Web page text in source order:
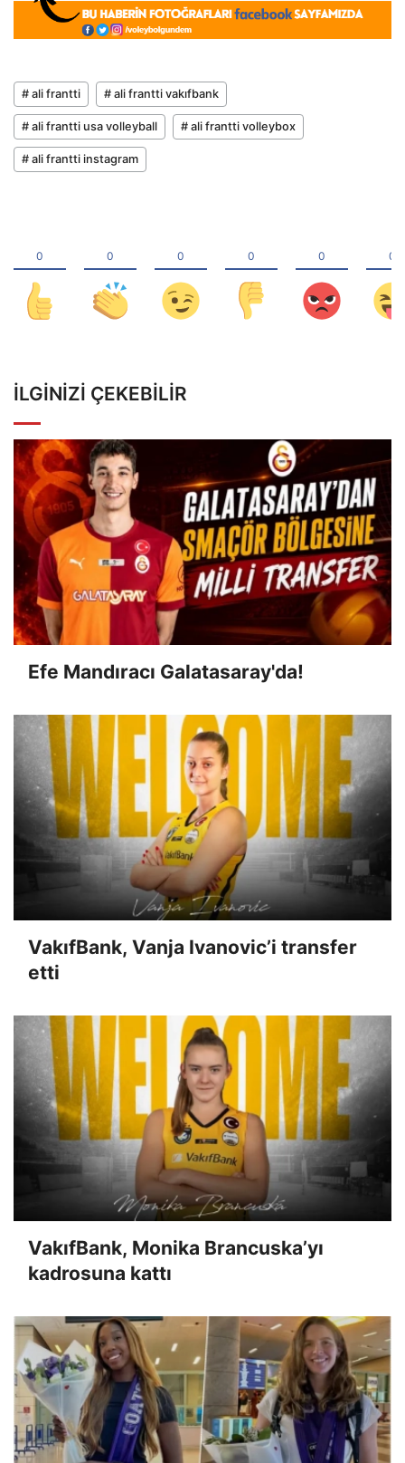
# ali frantti # ali frantti vakıfbank
# ali frantti usa volleyball # ali frantti volleybox
# ali frantti instagram
İLGINIZI ÇEKEBILIR
Efe Mandıracı Galatasaray'da!
VakıfBank, Vanja Ivanovic’i transfer
etti
VakıfBank, Monika Brancuska’yı
kadrosuna kattı